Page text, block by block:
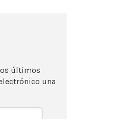
últimos
una